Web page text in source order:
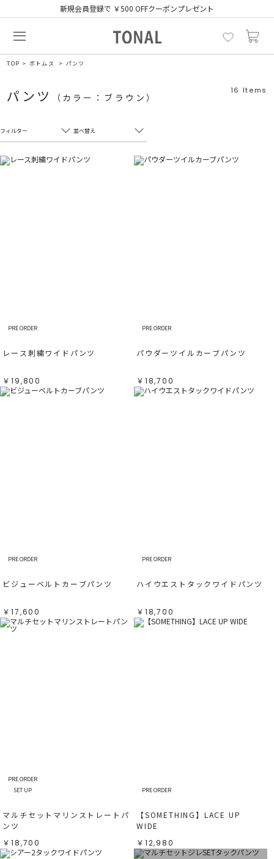
新規会員登録で ￥500 OFFクーポンプレゼント
TOP ボトムス パンツ
パンツ （カラー：ブラウン）
16 Items
フィルター
フリーワード
オレンジ
イエロー
パープル パープル
リセット
並べ替え
売れ筋順
PRE ORDER
レース刺繍ワイドパンツ
￥19,800
PRE ORDER
パウダーツイルカーブパンツ
￥18,700
PRE ORDER
ビジューベルトカーブパンツ
￥17,600
PRE ORDER
ハイウエストタックワイドパンツ
￥18,700
PRE ORDER
SET UP
マルチセットマリンストレートパ
ンツ
￥18,700
PRE ORDER
【SOMETHING】LACE UP
WIDE
￥12,980